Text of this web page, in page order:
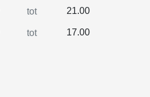
tot 21.00
tot 17.00